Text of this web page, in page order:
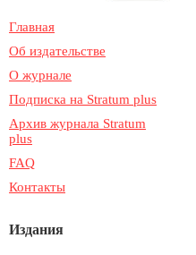
Главная
Об издательстве
О журнале
Подписка на Stratum plus
Архив журнала Stratum
plus
FAQ
Контакты
Издания